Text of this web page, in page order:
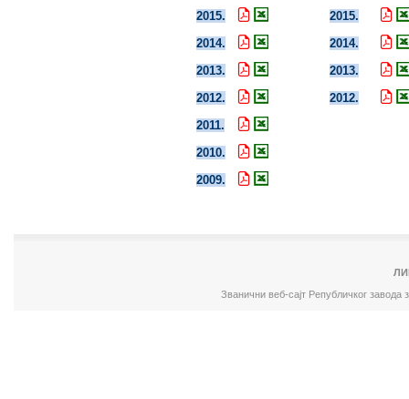
2015.
2015.
2014.
2014.
2013.
2013.
2012.
2012.
2011.
2010.
2009.
Званични веб-сајт Републичког